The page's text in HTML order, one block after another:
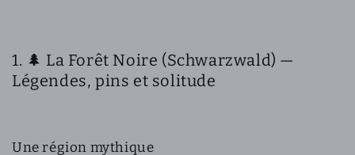
1. 🌲 La Forêt Noire (Schwarzwald) —
Légendes, pins et solitude
Une région mythique